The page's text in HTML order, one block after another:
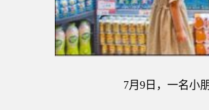
7月9日，一名小